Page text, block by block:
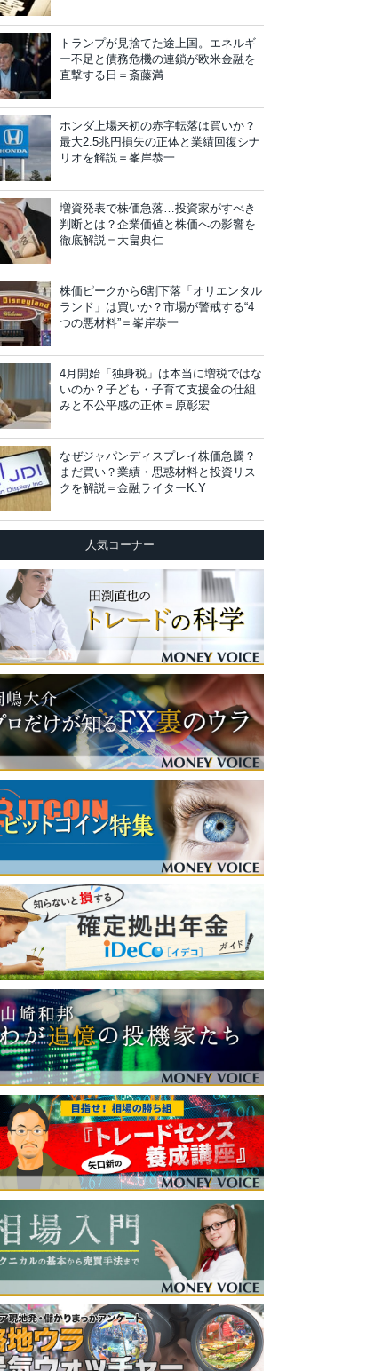
トランプが見捨てた途上国。エネルギ
ー不足と債務危機の連鎖が欧米金融を
直撃する日＝斎藤満
ホンダ上場来初の赤字転落は買いか？
最大2.5兆円損失の正体と業績回復シナ
リオを解説＝峯岸恭一
増資発表で株価急落…投資家がすべき
判断とは？企業価値と株価への影響を
徹底解説＝大畠典仁
株価ピークから6割下落「オリエンタル
ランド」は買いか？市場が警戒する“4
つの悪材料”＝峯岸恭一
4月開始「独身税」は本当に増税ではな
いのか？子ども・子育て支援金の仕組
みと不公平感の正体＝原彰宏
なぜジャパンディスプレイ株価急騰？
まだ買い？業績・思惑材料と投資リス
クを解説＝金融ライターK.Y
人気コーナー